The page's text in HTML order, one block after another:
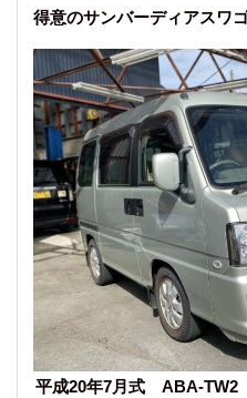
得意のサンバーディアスワ
平成20年7月式 ABA-TW2